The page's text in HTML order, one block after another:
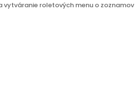
vytváranie roletových menu o zoznamov